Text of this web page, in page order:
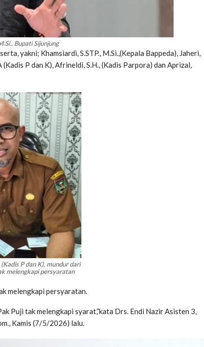
Bupati Sijunjung
yakni; Khamsiardi, S.STP., M.Si.,(Kepala Bappeda), Jaheri,
(Kadis P dan K), Afrineldi, S.H., (Kadis Parpora) dan Aprizal,
P dan K), mundur dari
melengkapi persyaratan
melengkapi persyaratan.
Puji tak melengkapi syarat,”kata Drs. Endi Nazir Asisten 3,
Kamis (7/5/2026) lalu.